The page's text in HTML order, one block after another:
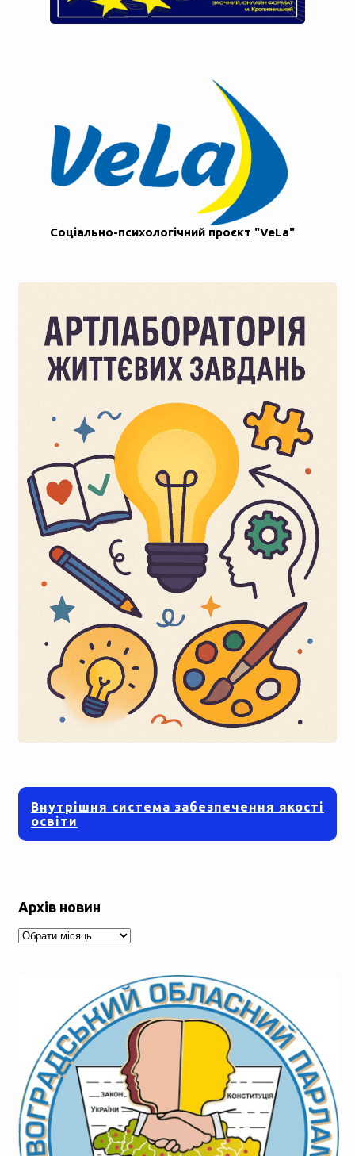
Соціально-психологічний проєкт "VeLa"
Внутрішня система забезпечення якості
освіти
Архів новин
Архів
новин